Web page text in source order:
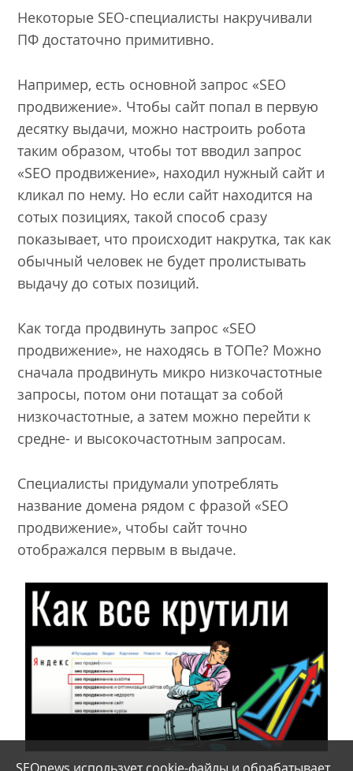
Некоторые SEO-специалисты накручивали
ПФ достаточно примитивно.
Например, есть основной запрос «SEO
продвижение». Чтобы сайт попал в первую
десятку выдачи, можно настроить робота
таким образом, чтобы тот вводил запрос
«SEO продвижение», находил нужный сайт и
кликал по нему. Но если сайт находится на
сотых позициях, такой способ сразу
показывает, что происходит накрутка, так как
обычный человек не будет пролистывать
выдачу до сотых позиций.
Как тогда продвинуть запрос «SEO
продвижение», не находясь в ТОПе? Можно
сначала продвинуть микро низкочастотные
запросы, потом они потащат за собой
низкочастотные, а затем можно перейти к
средне- и высокочастотным запросам.
Специалисты придумали употреблять
название домена рядом с фразой «SEO
продвижение», чтобы сайт точно
отображался первым в выдаче.
SEOnews использует cookie-файлы и обрабатывает